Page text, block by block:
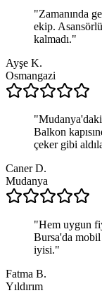
"Zamanında
ekip.
kalmadı."
Ayşe K.
Osmangazi
"Mudanya'daki
Balkon
çeker gibi
Caner D.
Mudanya
"Hem uygun
Bursa'da mobil
iyisi."
Fatma B.
Yıldırım